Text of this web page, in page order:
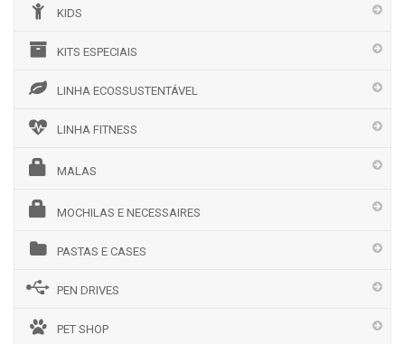
KIDS
KITS ESPECIAIS
LINHA ECOSSUSTENTÁVEL
LINHA FITNESS
MALAS
MOCHILAS E NECESSAIRES
PASTAS E CASES
PEN DRIVES
PET SHOP